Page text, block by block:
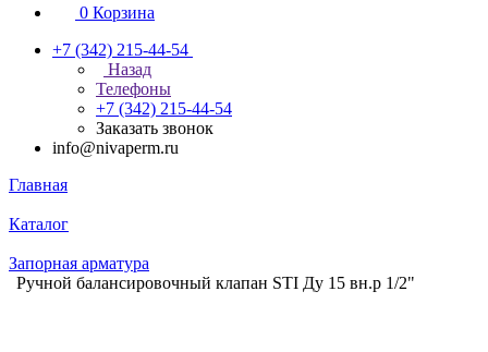
0 Корзина
+7 (342) 215-44-54
Назад
Телефоны
+7 (342) 215-44-54
Заказать звонок
info@nivaperm.ru
Главная
Каталог
Запорная арматура
Ручной балансировочный клапан STI Ду 15 вн.р 1/2"